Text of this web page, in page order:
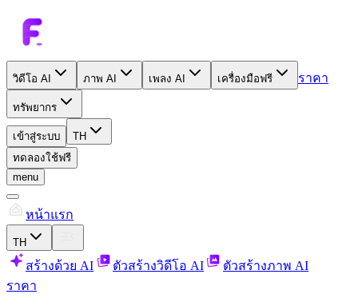
วิดีโอ AI ภาพ AI เพลง AI เครื่องมือฟรี ราคา
ทรัพยากร
เข้าสู่ระบบ
TH
ทดลองใช้ฟรี
menu
หน้าแรก
TH
สร้างด้วย AI ตัวสร้างวิดีโอ AI
ตัวสร้างภาพ AI
ราคา